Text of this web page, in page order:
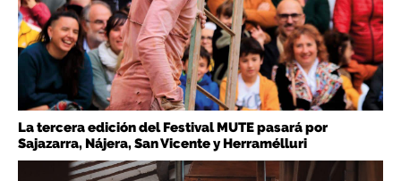
La tercera edición del Festival MUTE pasará por
Sajazarra, Nájera, San Vicente y Herramélluri